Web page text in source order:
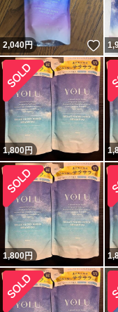
2,040円
1,800円
1,800円